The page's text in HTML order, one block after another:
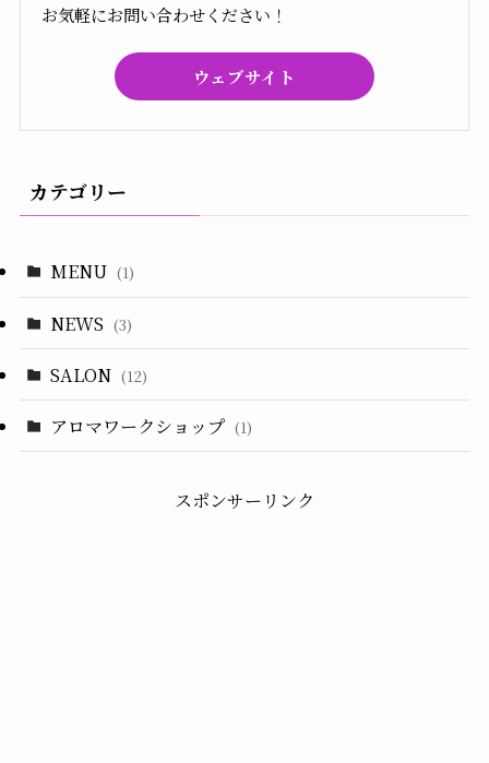
お気軽にお問い合わせください！
ウェブサイト
カテゴリー
MENU (1)
NEWS (3)
SALON (12)
アロマワークショップ (1)
スポンサーリンク